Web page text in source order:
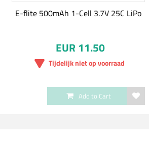
E-flite 500mAh 1-Cell 3.7V 25C LiPo
EUR 11.50
Tijdelijk niet op voorraad
Add to Cart